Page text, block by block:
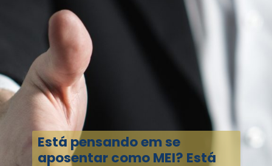
Está pensando em se
aposentar como MEI? Está